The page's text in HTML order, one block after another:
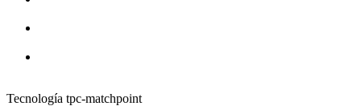
Tecnología tpc-matchpoint